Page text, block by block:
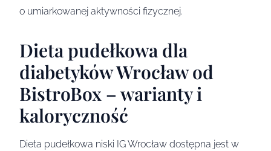
o umiarkowanej aktywności fizycznej.
Dieta pudełkowa dla
diabetyków Wrocław od
BistroBox – warianty i
kaloryczność
Dieta pudełkowa niski IG Wrocław dostępna jest w